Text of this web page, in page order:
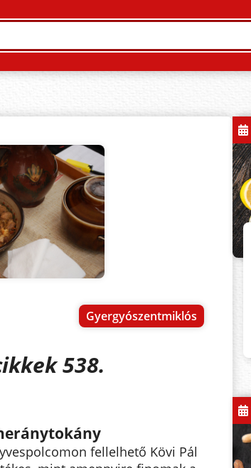
Gyergyószentmiklós
538.
fellelhető Kövi Pál